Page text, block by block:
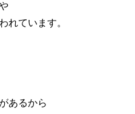
れています。
あるから